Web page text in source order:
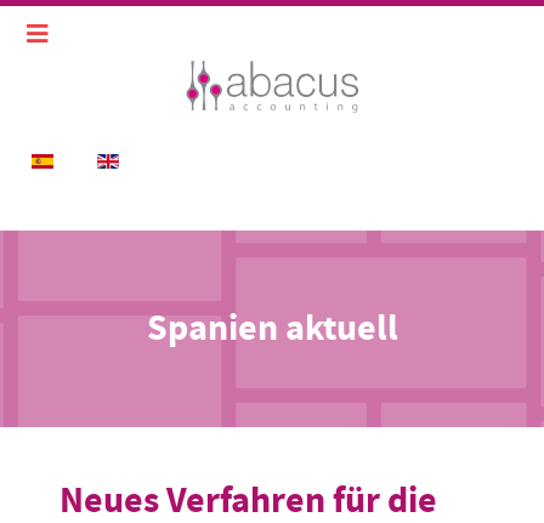
Sprache auswählen
Spanien aktuell
Neues Verfahren für die